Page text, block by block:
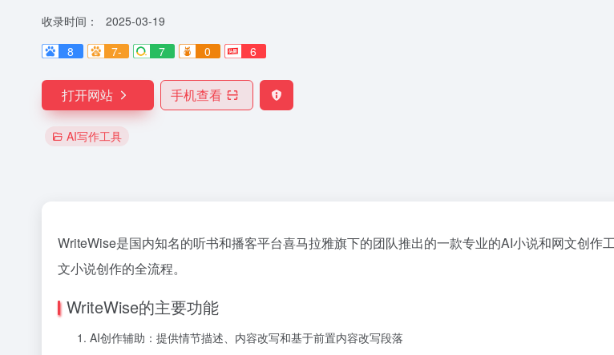
收录时间：
2025-03-19
8
7- 7 0 6
打开网站 手机查看
AI写作工具
WriteWise是国内知名的听书和播客平台喜马拉雅旗下的团队推出的一款专业的AI小说和网文创
文小说创作的全流程。
WriteWise的主要功能
AI创作辅助：提供情节描述、内容改写和基于前置内容改写段落